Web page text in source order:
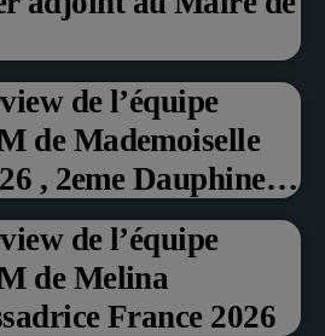
de l’équipe
de Mademoiselle
, 2eme Dauphine et
Public , Marche aux
Noyon 2026
de l’équipe
de Melina
France 2026